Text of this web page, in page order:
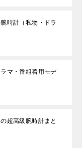
時計（私物・ドラ
マ・番組着用モデ
超高級腕時計まと